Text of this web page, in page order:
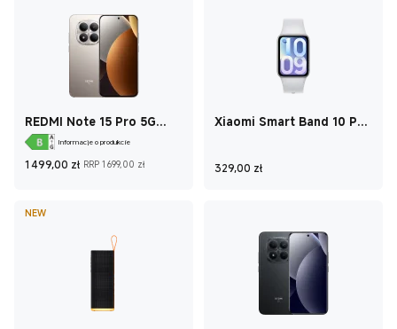
REDMI Note 15 Pro 5G
Titanium 8 GB + 512 GB
Informacje o produkcie
1 499,00 zł Current Price zł1 499
RRP 1 699,00 złCena rynkowa 1 699,00 zł
Xiaomi Smart Band 10 Pro
329,00 zł
NEW